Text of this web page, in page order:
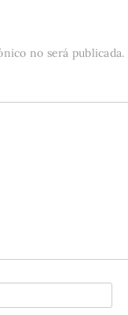
no será publicada.